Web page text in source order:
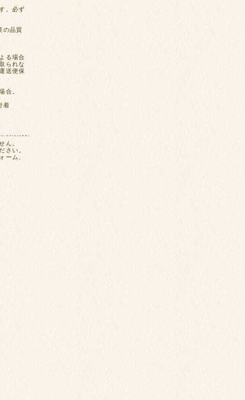
。必ず
の品質
る場合
られな
送便保
合。
着
ん。
さい。
ーム、